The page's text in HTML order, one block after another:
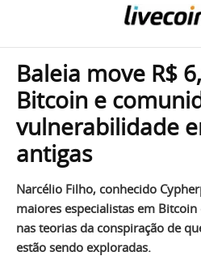
Baleia move R$
Bitcoin e
vulnerabilidade
antigas
Narcélio Filho, conhecido
maiores especialistas em
nas teorias da conspiração de
estão sendo exploradas.